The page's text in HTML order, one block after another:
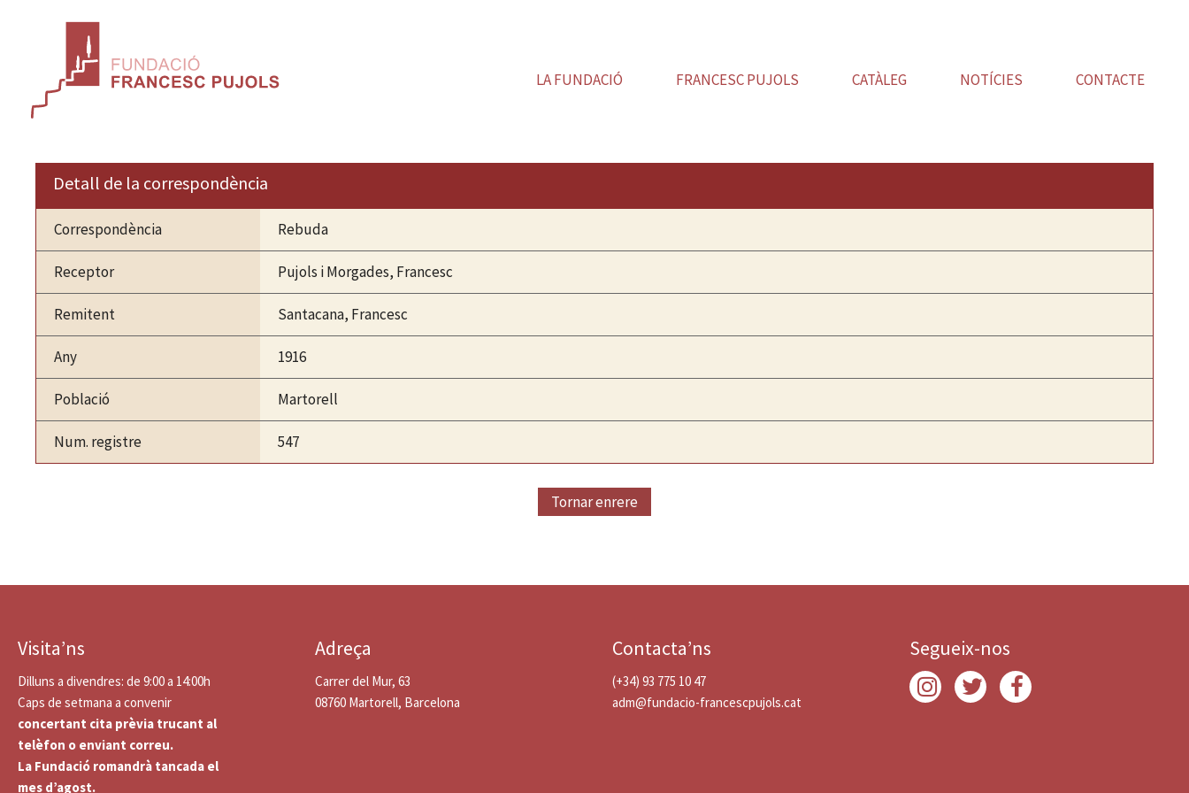
LA FUNDACIÓ
FRANCESC PUJOLS CATÀLEG NOTÍCIES CONTACTE
Detall de la correspondència
Correspondència Rebuda
Receptor Pujols i Morgades, Francesc
Remitent Santacana, Francesc
Any 1916
Població Martorell
Num. registre 547
Tornar enrere
Visita’ns
Dilluns a divendres: de 9:00 a 14:00h
Caps de setmana a convenir
concertant cita prèvia trucant al
telèfon o enviant correu.
La Fundació romandrà tancada el
mes d’agost.
Adreça
Carrer del Mur, 63
08760 Martorell, Barcelona
Contacta’ns
(+34) 93 775 10 47
adm@fundacio-francescpujols.cat
Segueix-nos